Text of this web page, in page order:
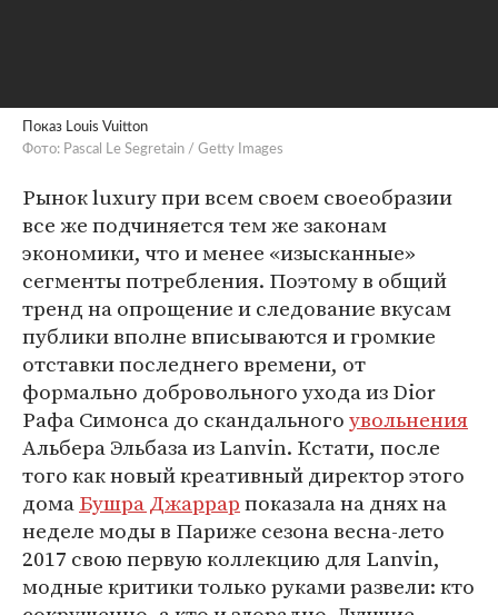
Показ Louis Vuitton
Фото: Pascal Le Segretain / Getty Images
Рынок luxury при всем своем своеобразии
все же подчиняется тем же законам
экономики, что и менее «изысканные»
сегменты потребления. Поэтому в общий
тренд на опрощение и следование вкусам
публики вполне вписываются и громкие
отставки последнего времени, от
формально добровольного ухода из Dior
Рафа Симонса до скандальногоувольнения
Альбера Эльбаза из Lanvin. Кстати, после
того как новый креативный директор этого
домаБушра Джаррарпоказала на днях на
неделе моды в Париже сезона весна-лето
2017 свою первую коллекцию для Lanvin,
модные критики только руками развели: кто